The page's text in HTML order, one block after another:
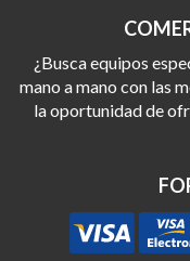
¿Busca equipos
mano a mano con las
la oportunidad de